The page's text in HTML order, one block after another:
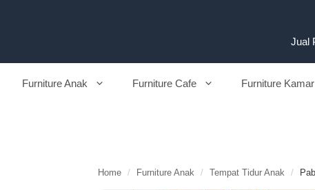
Jual
Furniture Anak Furniture Cafe Furniture Kamar
Home / Furniture Anak / Tempat Tidur Anak /